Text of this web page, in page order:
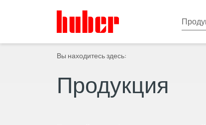
Вы находитесь здесь:
Продукция